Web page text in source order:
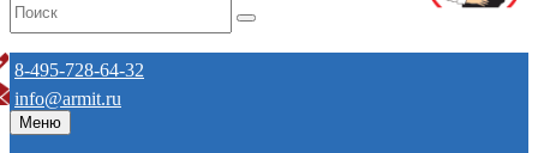
8-495-728-64-32
info@armit.ru
Меню